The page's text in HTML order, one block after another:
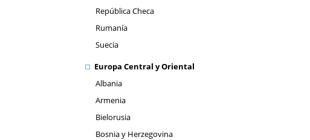
República Checa
Rumanía
Suecia
Europa Central y Oriental
Albania
Armenia
Bielorusia
Bosnia y Herzegovina